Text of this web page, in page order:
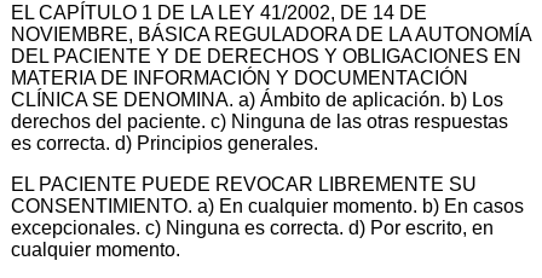
EL CAPÍTULO 1 DE LA LEY 41/2002, DE 14 DE
NOVIEMBRE, BÁSICA REGULADORA DE LA AUTONOMÍA
DEL PACIENTE Y DE DERECHOS Y OBLIGACIONES EN
MATERIA DE INFORMACIÓN Y DOCUMENTACIÓN
CLÍNICA SE DENOMINA. a) Ámbito de aplicación. b) Los
derechos del paciente. c) Ninguna de las otras respuestas
es correcta. d) Principios generales.
EL PACIENTE PUEDE REVOCAR LIBREMENTE SU
CONSENTIMIENTO. a) En cualquier momento. b) En casos
excepcionales. c) Ninguna es correcta. d) Por escrito, en
cualquier momento.